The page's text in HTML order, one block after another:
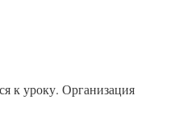
к уроку. Организация